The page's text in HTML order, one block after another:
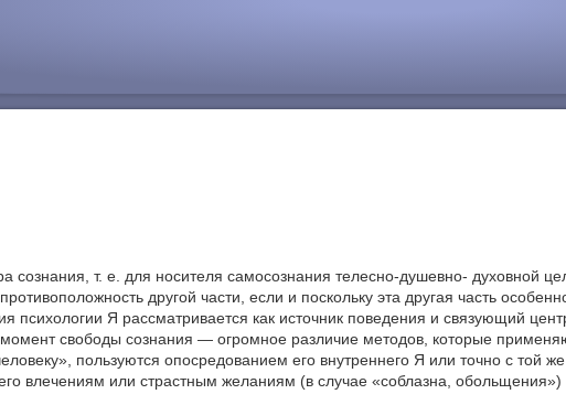
т. е. для носителя самосознания телесно-душевно- духовной
другой части, если и поскольку эта другая часть
психологии Я рассматривается как источник поведения и связующий
момент свободы сознания — огромное различие методов, которые
пользуются опосредованием его внутреннего Я или точно с той
влечениям или страстным желаниям (в случае «соблазна,